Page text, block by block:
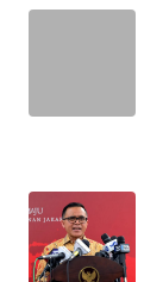
SUMBAR
WN
LAMPUNG